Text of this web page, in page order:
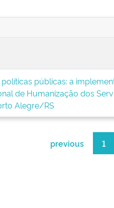
públicas: a
de Humanização dos
Alegre/RS
previous 1